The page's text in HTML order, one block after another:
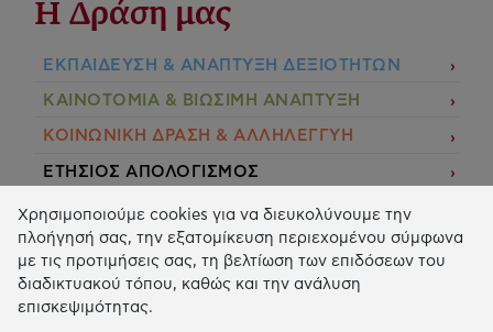
Η Δράση μας
ΕΚΠΑIΔΕΥΣΗ & ΑΝΑΠΤΥΞΗ ΔΕΞΙΟΤΗΤΩΝ
ΚΑΙΝΟΤΟΜΙΑ & ΒΙΩΣΙΜΗ ΑΝΑΠΤΥΞΗ
ΚΟΙΝΩΝΙΚΗ ΔΡΑΣΗ & ΑΛΛΗΛΕΓΓΥΗ
ΕΤΗΣΙΟΣ ΑΠΟΛΟΓΙΣΜΟΣ
E-LIBRARY
ΧΡΗΜΑΤΟΔΟΤΗΣΕΙΣ
ΑΙΤΗΣΗ ΧΡΗΜΑΤΟΔΟΤΗΣΗΣ
Χρησιμοποιούμε cookies για να διευκολύνουμε την
πλοήγησή σας, την εξατομίκευση περιεχομένου σύμφωνα
με τις προτιμήσεις σας, τη βελτίωση των επιδόσεων του
διαδικτυακού τόπου, καθώς και την ανάλυση
επισκεψιμότητας.